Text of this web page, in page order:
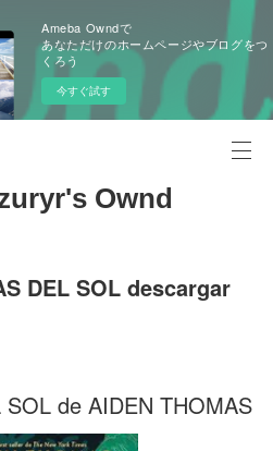
Ameba Owndで
あなただけのホームページやブログをつ
くろう
今すぐ試す
Ownd
DEL SOL descargar
de AIDEN THOMAS